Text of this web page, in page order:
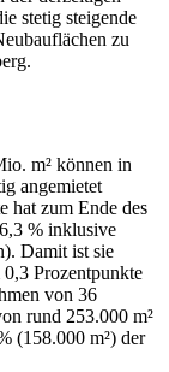
stetig steigende
zu
m² können in
angemietet
hat zum Ende des
% inklusive
Damit ist sie
Prozentpunkte
von 36
rund 253.000 m²
(158.000 m²) der